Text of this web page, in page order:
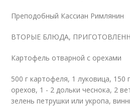
Преподобный Кассиан Римлянин
ВТОРЫЕ БЛЮДА,
Картофель отварной с орехами
500 г картофеля, 1 луковица, 150
орехов, 1 - 2 дольки чеснока, 2
зелень петрушки или укропа,